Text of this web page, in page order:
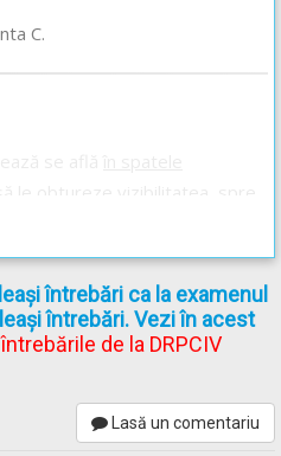
C.
din sens opus, atât timp cât
dumneavoastră parchează un
trebuie să aveți în vedere că,
întrebări ca la examenul
întrebări. Vezi în acest
de la DRPCIV
Lasă un comentariu